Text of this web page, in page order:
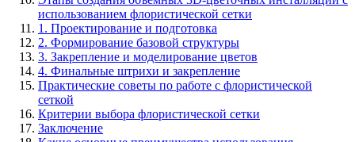
использованием флористической сетки
1. Проектирование и подготовка
2. Формирование базовой структуры
3. Закрепление и моделирование цветов
4. Финальные штрихи и закрепление
Практические советы по работе с флористической
сеткой
Критерии выбора флористической сетки
Заключение